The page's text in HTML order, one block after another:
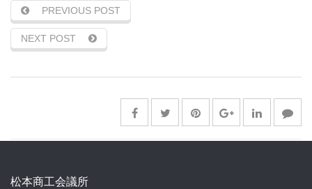
PREVIOUS POST
NEXT POST
松本商工会議所